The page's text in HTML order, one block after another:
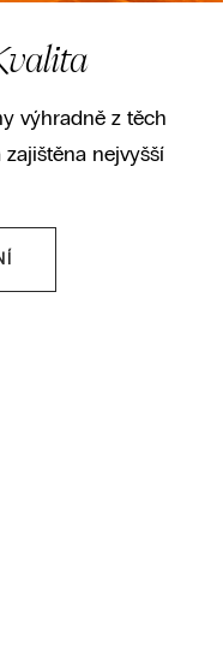
výhradně z těch
nejvyšší